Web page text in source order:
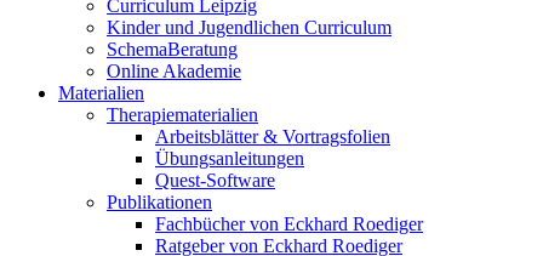
Curriculum Leipzig
Kinder und Jugendlichen Curriculum
SchemaBeratung
Online Akademie
Materialien
Therapiematerialien
Arbeitsblätter & Vortragsfolien
Übungsanleitungen
Quest-Software
Publikationen
Fachbücher von Eckhard Roediger
Ratgeber von Eckhard Roediger